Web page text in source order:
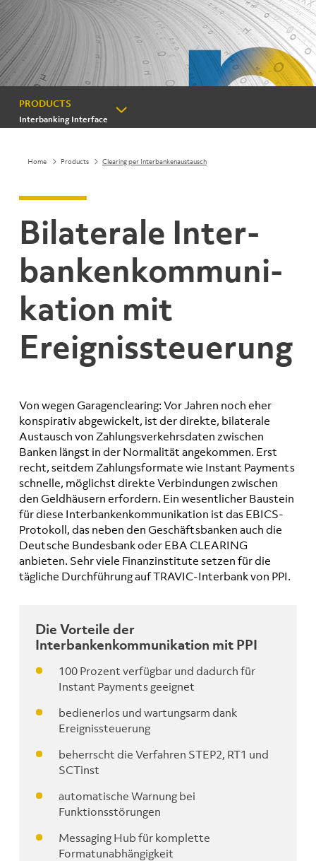
PRODUCTS
Interbanking Interface
Home Products Clearing per Interbankenaustausch
Bilaterale Inter­
banken­kommuni­
kation mit
Ereignis­steuerung
Von wegen Garagenclearing: Vor Jahren noch eher
konspirativ abgewickelt, ist der direkte, bilaterale
Austausch von Zahlungsverkehrsdaten zwischen
Banken längst in der Normalität angekommen. Erst
recht, seitdem Zahlungsformate wie Instant Payments
schnelle, möglichst direkte Verbindungen zwischen
den Geldhäusern erfordern. Ein wesentlicher Baustein
für diese Interbankenkommunikation ist das EBICS-
Protokoll, das neben den Geschäftsbanken auch die
Deutsche Bundesbank oder EBA CLEARING
anbieten. Sehr viele Finanzinstitute setzen für die
tägliche Durchführung auf TRAVIC-Interbank von PPI.
Die Vorteile der
Interbankenkommunikation mit PPI
100 Prozent verfügbar und dadurch für
Instant Payments geeignet
bedienerlos und wartungsarm dank
Ereignissteuerung
beherrscht die Verfahren STEP2, RT1 und
SCTinst
automatische Warnung bei
Funktionsstörungen
Messaging Hub für komplette
Formatunabhängigkeit